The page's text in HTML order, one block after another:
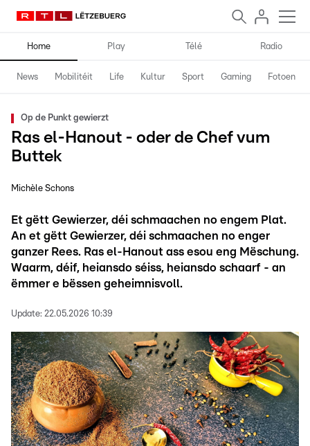
Home Play Télé Radio
News Mobilitéit Life Kultur Sport Gaming Fotoen
Op de Punkt gewierzt
Ras el-Hanout - oder de Chef vum
Buttek
Michèle Schons
Et gëtt Gewierzer, déi schmaachen no engem Plat.
An et gëtt Gewierzer, déi schmaachen no enger
ganzer Rees. Ras el-Hanout ass esou eng Mëschung.
Waarm, déif, heiansdo séiss, heiansdo schaarf - an
ëmmer e bëssen geheimnisvoll.
Update: 22.05.2026 10:39